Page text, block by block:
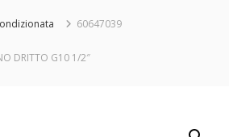
60647039
DRITTO G10 1/2″